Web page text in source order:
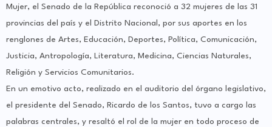
Mujer, el Senado de la República reconoció a 32 mujeres de las 31
provincias del país y el Distrito Nacional, por sus aportes en los
renglones de Artes, Educación, Deportes, Política, Comunicación,
Justicia, Antropología, Literatura, Medicina, Ciencias Naturales,
Religión y Servicios Comunitarios.
En un emotivo acto, realizado en el auditorio del órgano legislativo,
el presidente del Senado, Ricardo de los Santos, tuvo a cargo las
palabras centrales, y resaltó el rol de la mujer en todo proceso de